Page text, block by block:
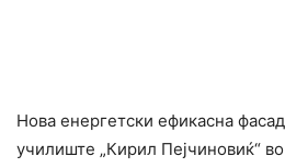
Нова енергетски ефикасна
училиште „Кирил Пејчиновиќ“